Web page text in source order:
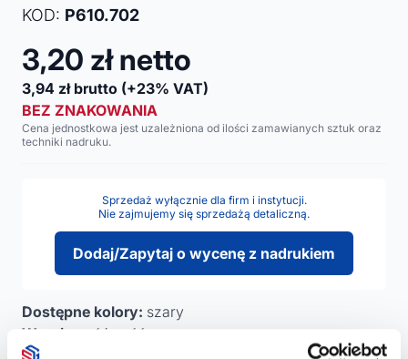
KOD: P610.702
3,20 zł netto
3,94 zł brutto (+23% VAT)
BEZ ZNAKOWANIA
Cena jednostkowa jest uzależniona od ilości zamawianych sztuk oraz
techniki nadruku.
Sprzedaż wyłącznie dla firm i instytucji.
Nie zajmujemy się sprzedażą detaliczną.
Dodaj/Zapytaj o wycenę z nadrukiem
Dostępne kolory: szary
Wymiary:
14 x ø1,1 cm